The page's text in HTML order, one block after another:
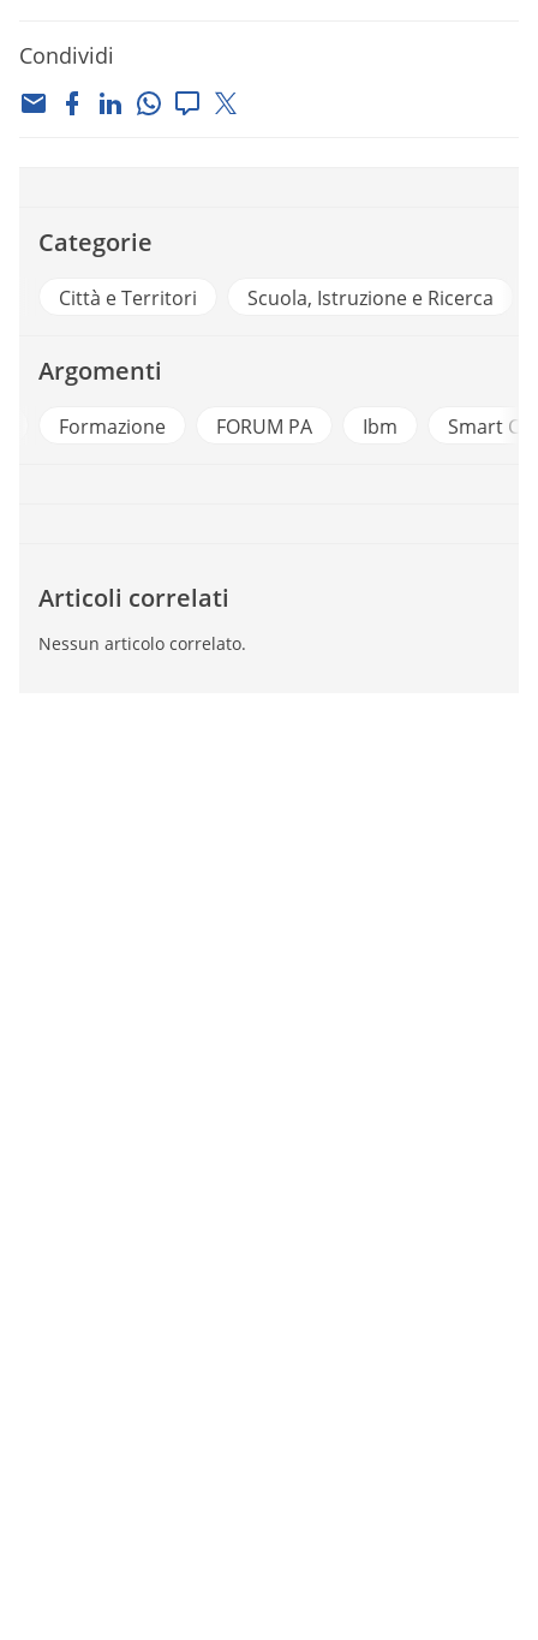
Condividi
Categorie
Città e Territori Scuola, Istruzione e Ricerca
Argomenti
Formazione FORUM PA Ibm Smart
Articoli correlati
Nessun articolo correlato.